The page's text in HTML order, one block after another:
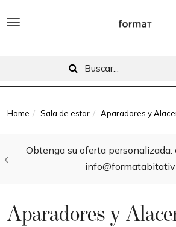
T
g
l
i
Home Sala de estar Aparadores y
Obtenga su oferta
Aparadores y